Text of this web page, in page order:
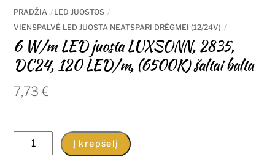
PRADŽIA
LED JUOSTOS
VIENSPALVĖ LED JUOSTA NEATSPARI DRĖGMEI (12/24V)
6 W/m LED juosta LUXSONN, 2835,
DC24, 120 LED/m, (6500K) šaltai balta
7,73€
produkto
kiekis:
Į krepšelį